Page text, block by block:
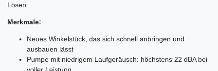
Lösen.
Merkmale:
Neues Winkelstück, das sich schnell anbringen und
ausbauen lässt
Pumpe mit niedrigem Laufgeräusch: höchstens 22 dBA bei
voller Leistung